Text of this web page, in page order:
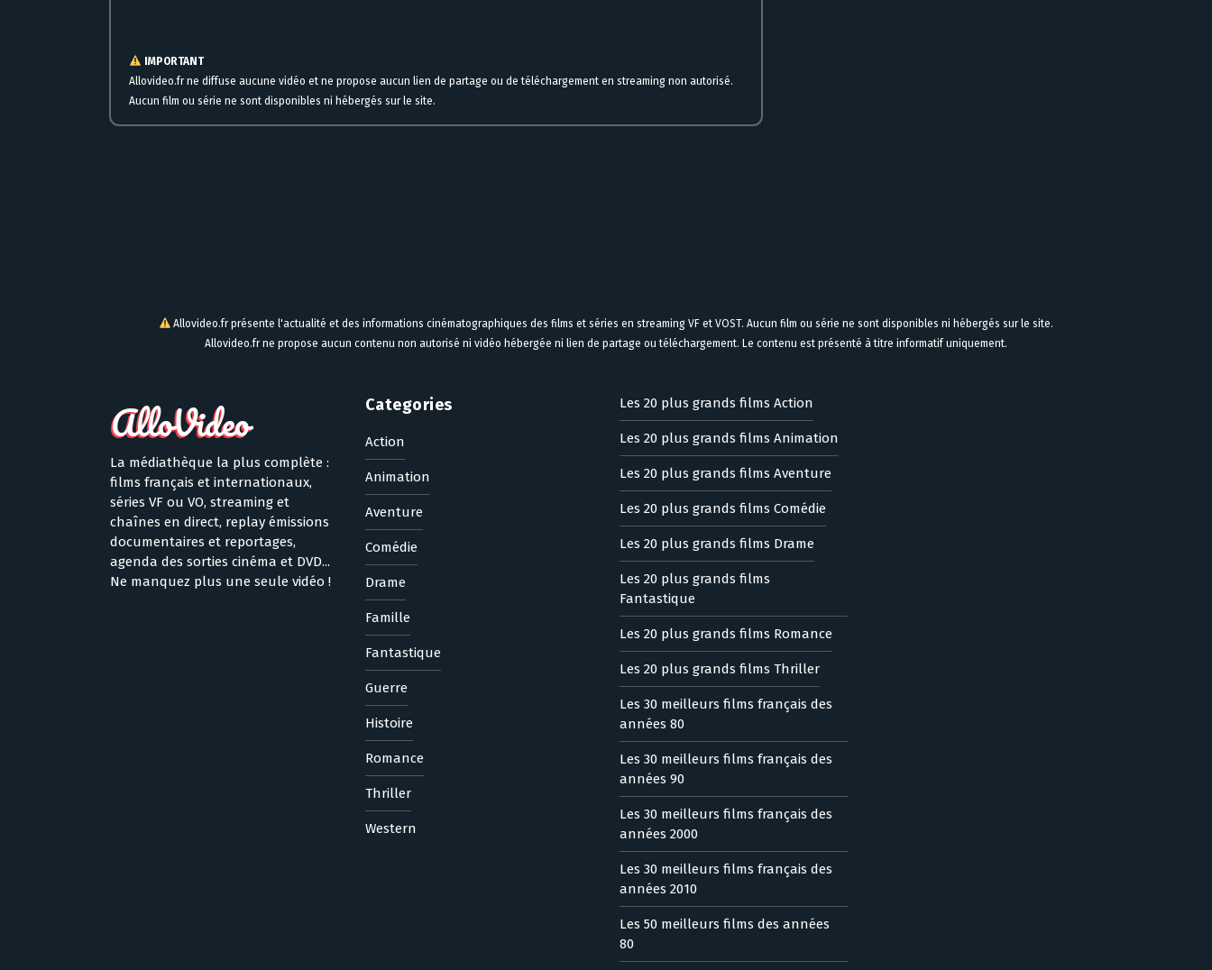
IMPORTANT
Allovideo.fr ne diffuse aucune vidéo et ne propose aucun lien de partage ou de téléchargement en streaming non autorisé.
Aucun film ou série ne sont disponibles ni hébergés sur le site.
Allovideo.fr présente l'actualité et des informations cinématographiques des films et séries en streaming VF et VOST. Aucun film ou série ne sont disponibles ni hébergés sur le site.
Allovideo.fr ne propose aucun contenu non autorisé ni vidéo hébergée ni lien de partage ou téléchargement. Le contenu est présenté à titre informatif uniquement.
La médiathèque la plus complète :
films français et internationaux,
séries VF ou VO, streaming et
chaînes en direct, replay émissions
documentaires et reportages,
agenda des sorties cinéma et DVD...
Ne manquez plus une seule vidéo !
Categories
Action
Animation
Aventure
Comédie
Drame
Famille
Fantastique
Guerre
Histoire
Romance
Thriller
Western
Les 20 plus grands films Action
Les 20 plus grands films Animation
Les 20 plus grands films Aventure
Les 20 plus grands films Comédie
Les 20 plus grands films Drame
Les 20 plus grands films
Fantastique
Les 20 plus grands films Romance
Les 20 plus grands films Thriller
Les 30 meilleurs films français des
années 80
Les 30 meilleurs films français des
années 90
Les 30 meilleurs films français des
années 2000
Les 30 meilleurs films français des
années 2010
Les 50 meilleurs films des années
80